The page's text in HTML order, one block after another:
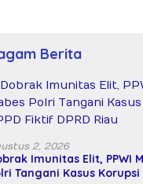
Berita
2, 2026
Imunitas Elit, PPWI
Tangani Kasus Korupsi